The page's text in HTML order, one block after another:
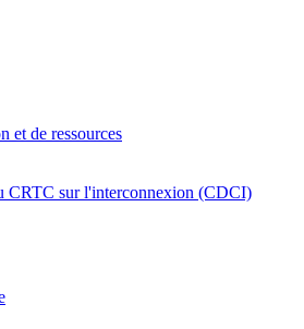
et de ressources
CRTC sur l'interconnexion (CDCI)